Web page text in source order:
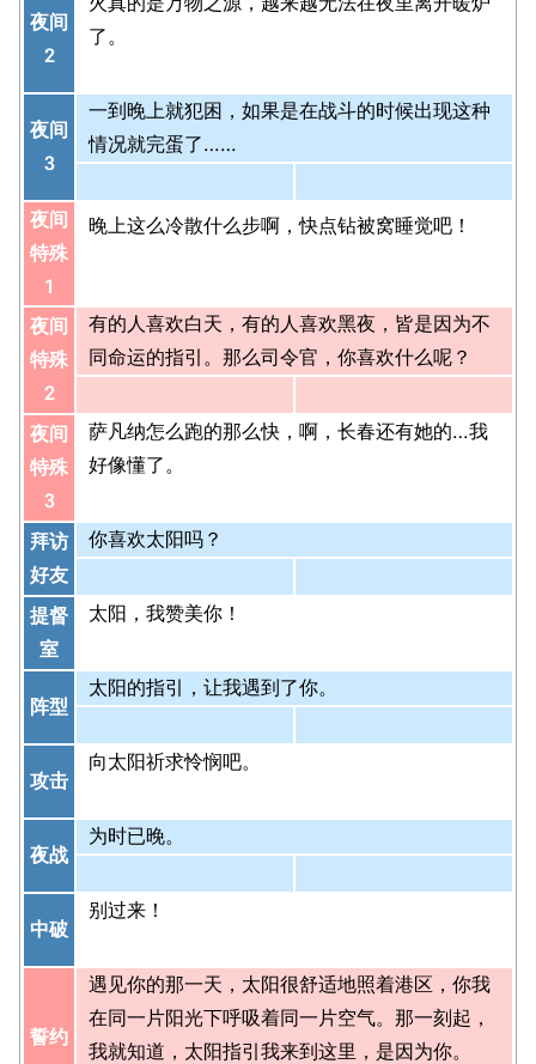
夜间
2
了。
夜间
3
一到晚上就犯困，如果是在战斗的时候出现这种
情况就完蛋了……
夜间
特殊
1
晚上这么冷散什么步啊，快点钻被窝睡觉吧！
夜间
特殊
2
有的人喜欢白天，有的人喜欢黑夜，皆是因为不
同命运的指引。那么司令官，你喜欢什么呢？
夜间
特殊
3
萨凡纳怎么跑的那么快，啊，长春还有她的…我
好像懂了。
拜访
好友
你喜欢太阳吗？
提督
室
太阳，我赞美你！
阵型
太阳的指引，让我遇到了你。
攻击
向太阳祈求怜悯吧。
夜战
为时已晚。
中破
别过来！
誓约
遇见你的那一天，太阳很舒适地照着港区，你我
在同一片阳光下呼吸着同一片空气。那一刻起，
我就知道，太阳指引我来到这里，是因为你。